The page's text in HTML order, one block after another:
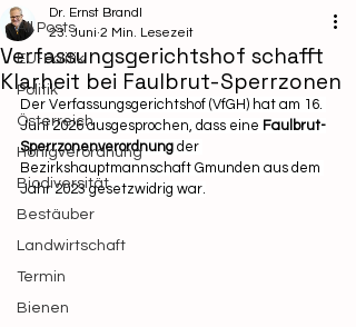
All Posts
EU-Politik
Politik
Österreich
Honigverordnung
Biodiversität
Bestäuber
Landwirtschaft
Termin
Bienen
Verfassungsgerichtshof schafft
Klarheit bei Faulbrut-Sperrzonen
Dr. Ernst Brandl
23. Juni 2 Min. Lesezeit
Der Verfassungsgerichtshof (VfGH) hat am 16.
Juni 2026 ausgesprochen, dass eine Faulbrut-
Sperrzonenverordnung der
Bezirkshauptmannschaft Gmunden aus dem
Jahr 2023 gesetzwidrig war.